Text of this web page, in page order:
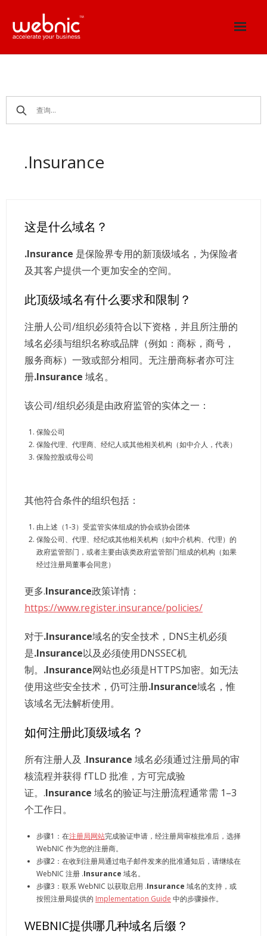
content
.Insurance
这是什么域名？
.Insurance 是保险界专用的新顶级域名，为保险者
及其客户提供一个更加安全的空间。
此顶级域名有什么要求和限制？
注册人公司/组织必须符合以下资格，并且所注册的
域名必须与组织名称或品牌（例如：商标，商号，
服务商标）一致或部分相同。无注册商标者亦可注
册.Insurance 域名。
该公司/组织必须是由政府监管的实体之一：
保险公司
保险代理、代理商、经纪人或其他相关机构（如中介人，代表）
保险控股或母公司
其他符合条件的组织包括：
由上述（1-3）受监管实体组成的协会或协会团体
保险公司、代理、经纪或其他相关机构（如中介机构、代理）的
政府监管部门，或者主要由该类政府监管部门组成的机构（如果
经过注册局董事会同意）
更多.Insurance政策详情：
https://www.register.insurance/policies/
对于.Insurance域名的安全技术，DNS主机必须
是.Insurance以及必须使用DNSSEC机
制。 .Insurance网站也必须是HTTPS加密。如无法
使用这些安全技术，仍可注册.Insurance域名，惟
该域名无法解析使用。
如何注册此顶级域名？
所有注册人及 .Insurance 域名必须通过注册局的审
核流程并获得 fTLD 批准，方可完成验
证。.Insurance 域名的验证与注册流程通常需 1–3
个工作日。
步骤1：在注册局网站完成验证申请，经注册局审核批准后，选择
WebNIC 作为您的注册商。
步骤2：在收到注册局通过电子邮件发来的批准通知后，请继续在
WebNIC 注册 .Insurance 域名。
步骤3：联系 WebNIC 以获取启用 .Insurance 域名的支持，或
按照注册局提供的 Implementation Guide 中的步骤操作。
WEBNIC提供哪几种域名后缀？